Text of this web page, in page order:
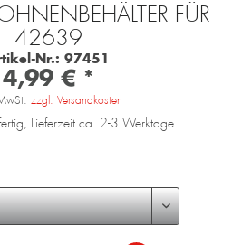
FÜR
42639
Nr.: 97451
4,99 € *
zzgl. Versandkosten
Lieferzeit ca. 2-3 Werktage